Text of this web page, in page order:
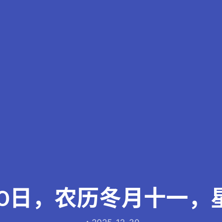
日，农历冬月十一，